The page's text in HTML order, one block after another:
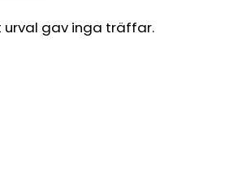
urval gav inga träffar.